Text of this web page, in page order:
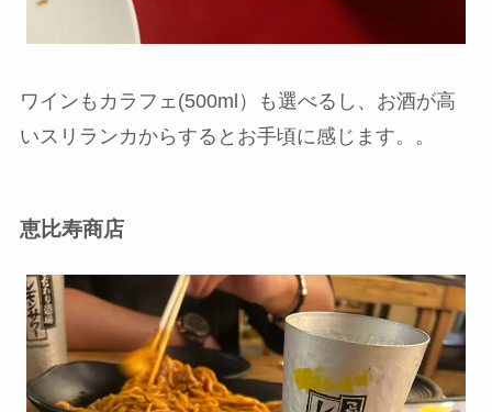
ワインもカラフェ(500ml）も選べるし、お酒が高
いスリランカからするとお手頃に感じます。。
恵比寿商店